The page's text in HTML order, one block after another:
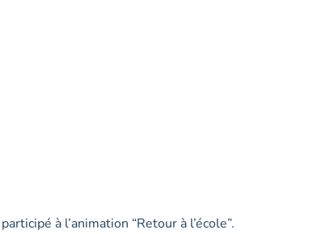
à l’animation “Retour à l’école”.